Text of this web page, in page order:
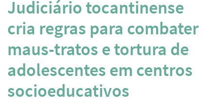
Página
Inicial
Judiciário tocantinense
cria regras para combater
maus-tratos e tortura de
adolescentes em centros
socioeducativos